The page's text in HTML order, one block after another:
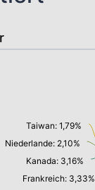
Frankreich: 3,33%
Kanada: 3,16%
Niederlande: 2,10%
Taiwan: 1,79%